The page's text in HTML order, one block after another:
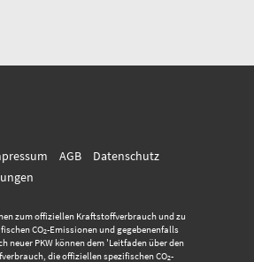
AGB
Datenschutz
zum offiziellen Kraftstoffverbrauch und zu
CO2-Emissionen und gegebenenfalls
neuer PKW können dem 'Leitfaden über den
die offiziellen spezifischen CO2-